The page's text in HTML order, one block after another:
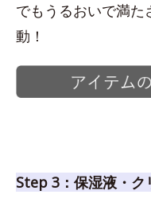
でもうるおいで満
動！
Step 3：保湿液・ク